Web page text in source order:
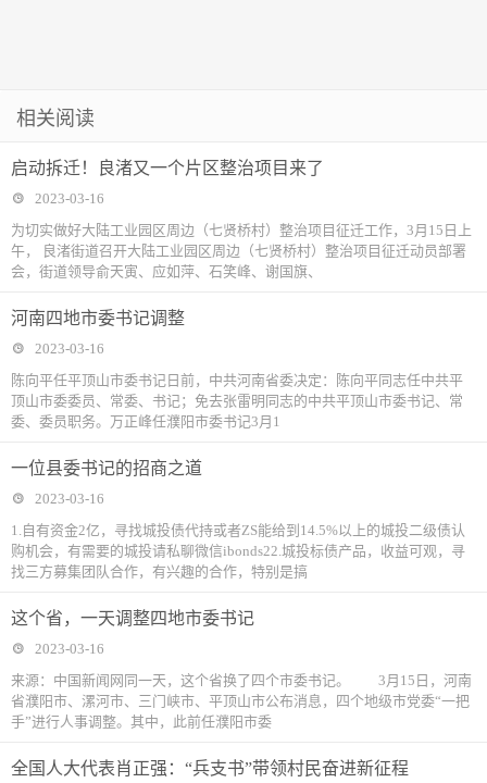
相关阅读
启动拆迁！良渚又一个片区整治项目来了
2023-03-16
为切实做好大陆工业园区周边（七贤桥村）整治项目征迁工作，3月15日上
午， 良渚街道召开大陆工业园区周边（七贤桥村）整治项目征迁动员部署
会，街道领导俞天寅、应如萍、石笑峰、谢国旗、
河南四地市委书记调整
2023-03-16
陈向平任平顶山市委书记日前，中共河南省委决定：陈向平同志任中共平
顶山市委委员、常委、书记；免去张雷明同志的中共平顶山市委书记、常
委、委员职务。万正峰任濮阳市委书记3月1
一位县委书记的招商之道
2023-03-16
1.自有资金2亿，寻找城投债代持或者ZS能给到14.5%以上的城投二级债认
购机会，有需要的城投请私聊微信ibonds22.城投标债产品，收益可观，寻
找三方募集团队合作，有兴趣的合作，特别是搞
这个省，一天调整四地市委书记
2023-03-16
来源：中国新闻网同一天，这个省换了四个市委书记。 3月15日，河南
省濮阳市、漯河市、三门峡市、平顶山市公布消息，四个地级市党委“一把
手”进行人事调整。其中，此前任濮阳市委
全国人大代表肖正强：“兵支书”带领村民奋进新征程